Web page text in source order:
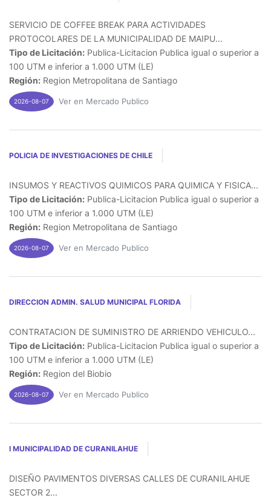
SERVICIO DE COFFEE BREAK PARA ACTIVIDADES
PROTOCOLARES DE LA MUNICIPALIDAD DE MAIPU...
Tipo de Licitación: Publica-Licitacion Publica igual o superior a
100 UTM e inferior a 1.000 UTM (LE)
Región: Region Metropolitana de Santiago
2026-08-07 Ver en Mercado Publico
POLICIA DE INVESTIGACIONES DE CHILE
INSUMOS Y REACTIVOS QUIMICOS PARA QUIMICA Y FISICA...
Tipo de Licitación: Publica-Licitacion Publica igual o superior a
100 UTM e inferior a 1.000 UTM (LE)
Región: Region Metropolitana de Santiago
2026-08-07 Ver en Mercado Publico
DIRECCION ADMIN. SALUD MUNICIPAL FLORIDA
CONTRATACION DE SUMINISTRO DE ARRIENDO VEHICULO...
Tipo de Licitación: Publica-Licitacion Publica igual o superior a
100 UTM e inferior a 1.000 UTM (LE)
Región: Region del Biobio
2026-08-07 Ver en Mercado Publico
I MUNICIPALIDAD DE CURANILAHUE
DISEÑO PAVIMENTOS DIVERSAS CALLES DE CURANILAHUE
SECTOR 2...